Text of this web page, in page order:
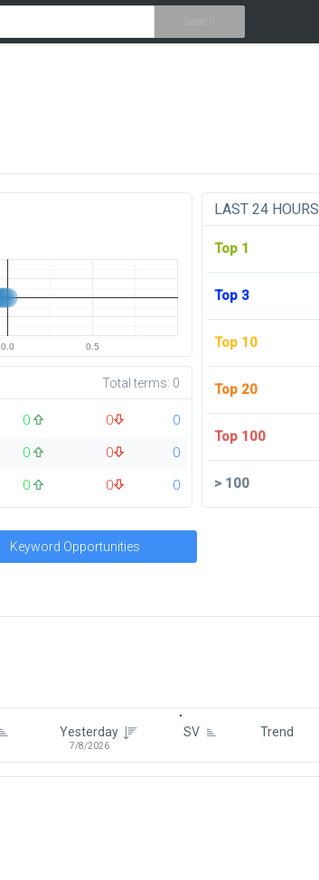
0.0 0.5
Total terms: 0
0 0
0
0 0
0
0 0 0
LAST 24 HOURS
Top 1
Top 3
Top 10
Top 20
Top 100
>100
Keyword Opportunities
Yesterday
7/8/2026
SV Trend